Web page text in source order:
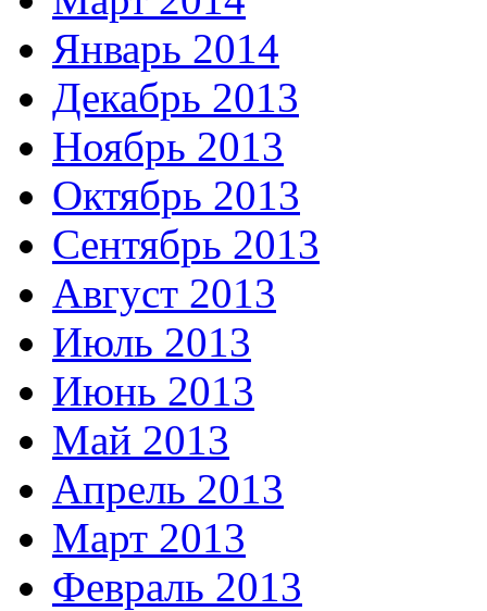
Январь 2014
Декабрь 2013
Ноябрь 2013
Октябрь 2013
Сентябрь 2013
Август 2013
Июль 2013
Июнь 2013
Май 2013
Апрель 2013
Март 2013
Февраль 2013